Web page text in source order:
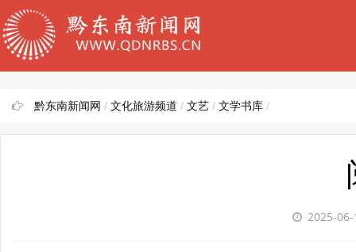
黔东南新闻网 / 文化旅游频道 / 文艺 / 文学书库 /
2025-